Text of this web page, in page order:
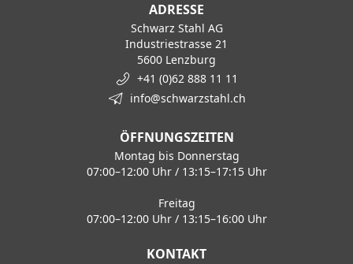
ADRESSE
Schwarz Stahl AG
Industriestrasse 21
5600 Lenzburg
+41 (0)62 888 11 11
info@schwarzstahl.ch
ÖFFNUNGSZEITEN
Montag bis Donnerstag
07:00–12:00 Uhr / 13:15–17:15 Uhr
Freitag
07:00–12:00 Uhr / 13:15–16:00 Uhr
KONTAKT